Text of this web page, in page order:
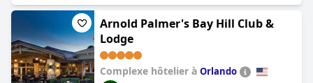
Arnold Palmer's Bay Hill Club &
Lodge
Complexe hôtelier à Orlando